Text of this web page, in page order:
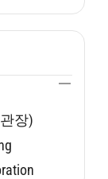
장)